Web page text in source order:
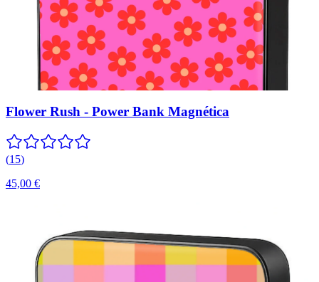
Flower Rush - Power Bank Magnética
(15)
45,00 €